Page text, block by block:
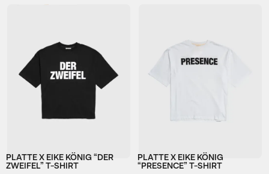
PLATTE X EIKE KÖNIG “DER
ZWEIFEL” T-SHIRT
PLATTE X EIKE KÖNIG
“PRESENCE” T-SHIRT